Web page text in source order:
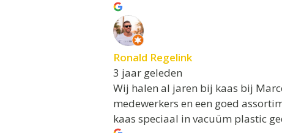
Ronald Regelink
3 jaar geleden
Wij halen al jaren bij kaas bij
medewerkers en een goed
kaas speciaal in vacuüm plastic